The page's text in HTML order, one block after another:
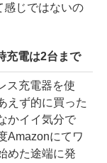
感じではないの
充電は2台まで
ス充電器を使
えず的に買った
かイイ気分で
Amazonにてワ
めた途端に発